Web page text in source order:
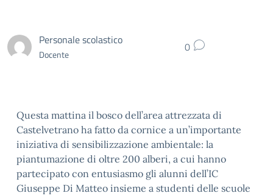
Personale scolastico
Docente 0
Questa mattina il bosco dell’area attrezzata di
Castelvetrano ha fatto da cornice a un’importante
iniziativa di sensibilizzazione ambientale: la
piantumazione di oltre 200 alberi, a cui hanno
partecipato con entusiasmo gli alunni dell’IC
Giuseppe Di Matteo insieme a studenti delle scuole